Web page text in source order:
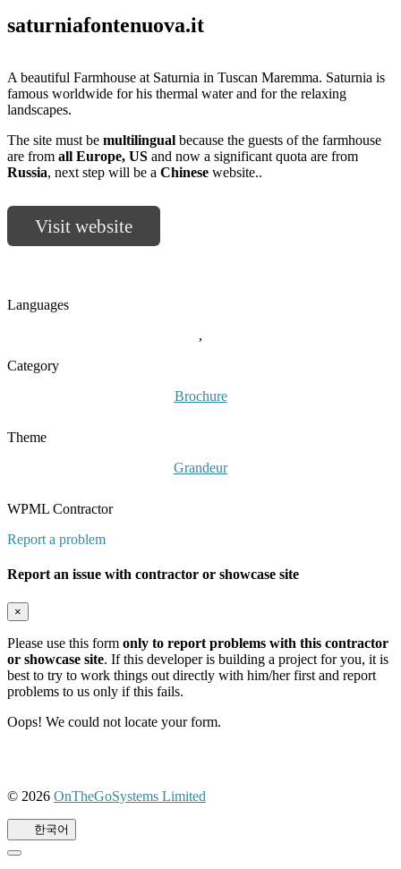
saturniafontenuova.it
A beautiful Farmhouse at Saturnia in Tuscan Maremma. Saturnia is
famous worldwide for his thermal water and for the relaxing
landscapes.
The site must be multilingual because the guests of the farmhouse
are from all Europe, US and now a significant quota are from
Russia, next step will be a Chinese website..
Visit website
Languages
,
Category
Brochure
Theme
Grandeur
WPML Contractor
Report a problem
Report an issue with contractor or showcase site
×
Please use this form only to report problems with this contractor
or showcase site. If this developer is building a project for you, it is
best to try to work things out directly with him/her first and report
problems to us only if this fails.
Oops! We could not locate your form.
© 2026 OnTheGoSystems Limited
한국어